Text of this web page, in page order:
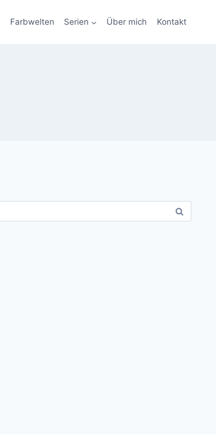
Farbwelten Serien Über mich Kontakt